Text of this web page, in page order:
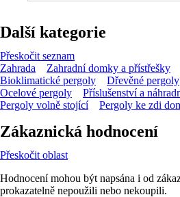
Další kategorie
Přeskočit seznam
Zahrada
Zahradní domky a přístřešky
Bioklimatické pergoly
Dřevěné pergoly
Ocelové pergoly
Příslušenství a
Pergoly volně stojící
Pergoly ke zdi
Zákaznická hodnocení
Přeskočit oblast
Hodnocení mohou být napsána i od
prokazatelně nepoužili nebo nekoupili.